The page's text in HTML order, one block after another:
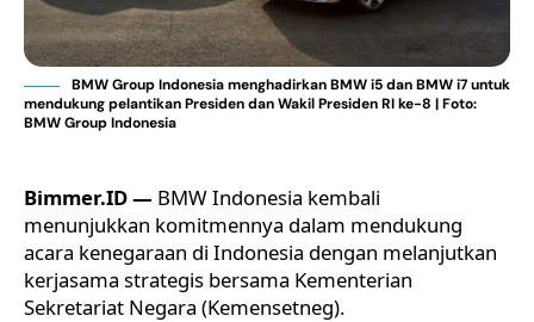
BMW Group Indonesia menghadirkan BMW i5 dan BMW i7 untuk
mendukung pelantikan Presiden dan Wakil Presiden RI ke-8 | Foto:
BMW Group Indonesia
Bimmer.ID — BMW Indonesia kembali
menunjukkan komitmennya dalam mendukung
acara kenegaraan di Indonesia dengan melanjutkan
kerjasama strategis bersama Kementerian
Sekretariat Negara (Kemensetneg).